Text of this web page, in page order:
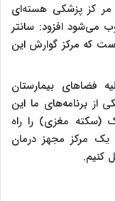
مر کز پزشکی هسته‌ای
افزود: سانتر
که مرکز گوارش این
فضاهای بیمارستان
از برنامه‌های ما این
(سکته مغزی) را راه
یک مرکز مجهز درمان
کنیم.